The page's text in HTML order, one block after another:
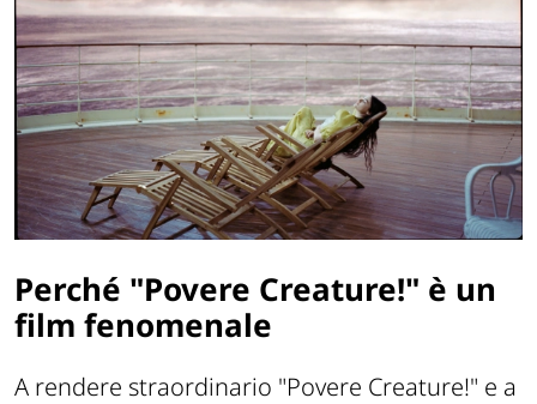
Perché "Povere Creature!" è un
film fenomenale
A rendere straordinario "Povere Creature!" e a